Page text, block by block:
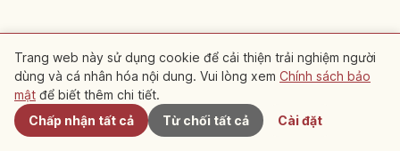
ĐỌC TIẾP →
Văn hóa truyền thống
Chùa Kimiidera ở Wakayama: điểm 2
Saigoku 33 và 231 bậc đá
Gần đây
Trang web này sử dụng cookie để cải thiện trải nghiệm người
dùng và cá nhân hóa nội dung. Vui lòng xem Chính sách bảo
mật để biết thêm chi tiết.
Chấp nhận tất cả
Từ chối tất cả Cài đặt